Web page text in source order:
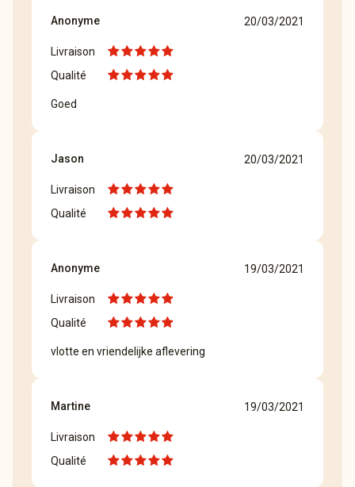
Anonyme 20/03/2021
Livraison
Qualité
Goed
Jason 20/03/2021
Livraison
Qualité
Anonyme 19/03/2021
Livraison
Qualité
vlotte en vriendelijke aflevering
Martine 19/03/2021
Livraison
Qualité